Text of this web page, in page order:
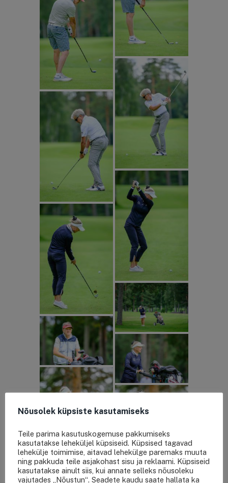
Nõusolek küpsiste kasutamiseks
Teile parima kasutuskogemuse pakkumiseks
kasutatakse leheküljel küpsiseid. Küpsised tagavad
lehekülje toimimise, aitavad lehekülge paremaks muuta
ning pakkuda teile asjakohast sisu ja reklaami. Küpsiseid
kasutatakse ainult siis, kui annate selleks nõusoleku
vajutades „Nõustun“. Seadete kaudu saate hallata ka